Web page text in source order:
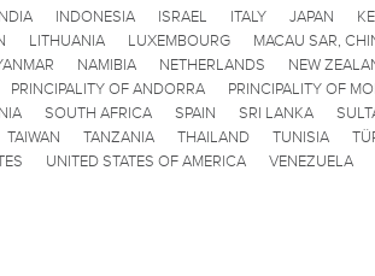
INDONESIA ISRAEL ITALY JAPAN
LITHUANIA LUXEMBOURG MACAU SAR,
NAMIBIA NETHERLANDS NEW
PRINCIPALITY OF ANDORRA PRINCIPALITY OF
SOUTH AFRICA SPAIN SRI LANKA
TAIWAN TANZANIA THAILAND TUNISIA
UNITED STATES OF AMERICA VENEZUELA